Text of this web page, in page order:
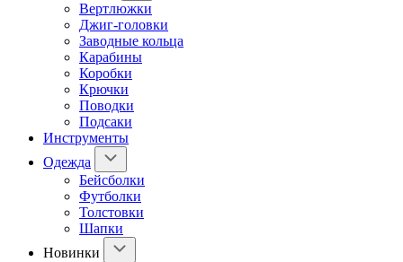
Вертлюжки
Джиг-головки
Заводные кольца
Карабины
Коробки
Крючки
Поводки
Подсаки
Инструменты
Одежда
Бейсболки
Футболки
Толстовки
Шапки
Новинки